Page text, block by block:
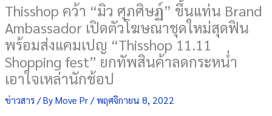
Thisshop คว้า “มิว ศุภศิษฏ์” ขึ้นแท่น Brand
Ambassador เปิดตัวโฆษณาชุดใหม่สุดฟิน
พร้อมส่งแคมเปญ “Thisshop 11.11
Shopping fest” ยกทัพสินค้าลดกระหน่ำ
เอาใจเหล่านักช้อป
ข่าวสาร/ ByMove Pr/พฤศจิกายน 8, 2022